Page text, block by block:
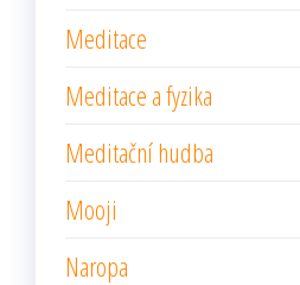
Meditace
Meditace a fyzika
Meditační hudba
Mooji
Naropa